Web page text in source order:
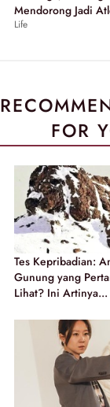
Mendorong Jadi
Life
FOR
Tes Kepribadian:
Gunung yang
Lihat? Ini Artinya...